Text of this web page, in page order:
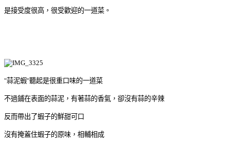
是接受度很高，很受歡迎的一道菜。
"蒜泥蝦"聽起是很重口味的一道菜
不過鋪在表面的蒜泥，有著蒜的香氣，卻沒有蒜的辛辣
反而帶出了蝦子的鮮甜可口
沒有掩蓋住蝦子的原味，相輔相成